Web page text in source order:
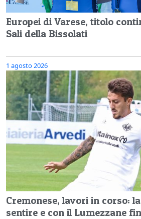
Europei di Varese, titolo
Sali della Bissolati
1 agosto 2026
Cremonese, lavori in corso:
sentire e con il Lumezzane